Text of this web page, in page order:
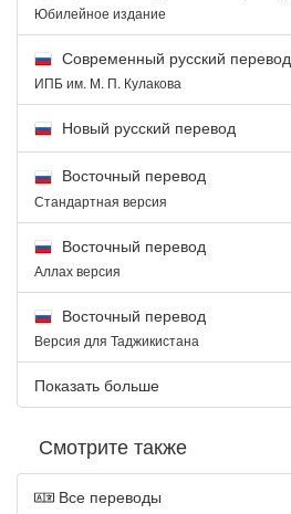
Юбилейное издание
Современный русский перевод
ИПБ им. М. П. Кулакова
Новый русский перевод
Восточный перевод
Стандартная версия
Восточный перевод
Аллах версия
Восточный перевод
Версия для Таджикистана
Показать больше
Смотрите также
Все переводы